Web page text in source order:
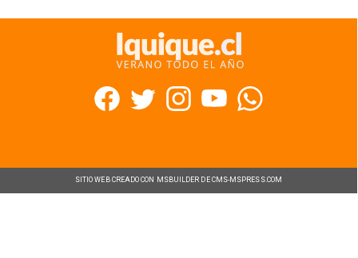
SITIO WEB CREADO CON MSBUILDER DE CMS-MSPRESS.COM